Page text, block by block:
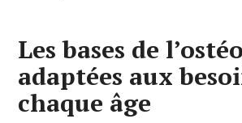
Les bases de
adaptées aux
chaque âge